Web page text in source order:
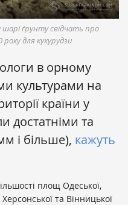
ґрунту свідчать про
для кукурудзи
в орному
культурами на
країни у
достатніми та
і більше), кажуть
площ Одеської,
та Вінницької